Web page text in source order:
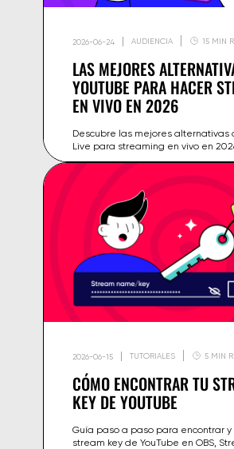
2026-06-24 AUDIENCIA 15 MIN
LAS MEJORES
YOUTUBE PARA HACER
EN VIVO EN 2026
Descubre las mejores alternativas
Live para streaming en vivo en
Kick, TikTok Live, LinkedIn y más:
de monetización, audiencia y
2026-06-15 TUTORIALES 5 MIN
CÓMO ENCONTRAR TU
KEY DE YOUTUBE
Guía paso a paso para encontrar y
stream key de YouTube en OBS,